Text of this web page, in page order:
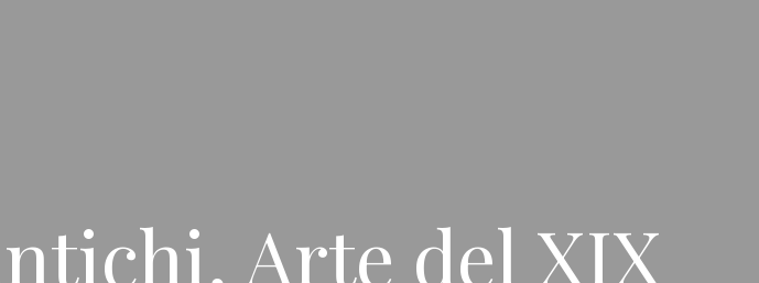
Arte del XIX